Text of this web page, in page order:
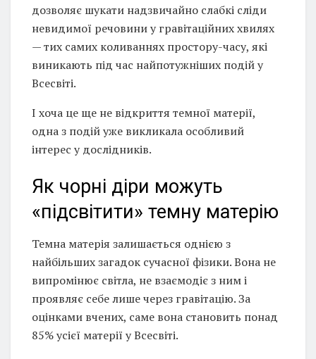
дозволяє шукати надзвичайно слабкі сліди
невидимої речовини у гравітаційних хвилях
— тих самих коливаннях простору-часу, які
виникають під час найпотужніших подій у
Всесвіті.
І хоча це ще не відкриття темної матерії,
одна з подій уже викликала особливий
інтерес у дослідників.
Як чорні діри можуть
«підсвітити» темну матерію
Темна матерія залишається однією з
найбільших загадок сучасної фізики. Вона не
випромінює світла, не взаємодіє з ним і
проявляє себе лише через гравітацію. За
оцінками вчених, саме вона становить понад
85% усієї матерії у Всесвіті.